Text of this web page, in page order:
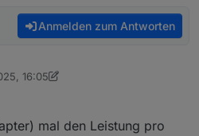
Anmelden zum Antworten
16:05
10. Feb. 2025, 15:04
mal den Leistung pro